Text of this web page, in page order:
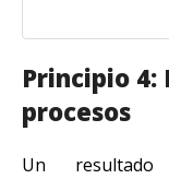
Principio 4:
procesos
Un